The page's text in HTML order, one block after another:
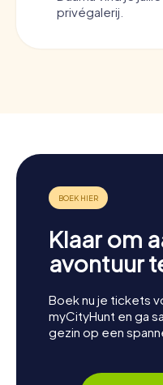
privégalerij.
Klaar om
avontuur
Boek nu je tickets
myCityHunt en ga
gezin op een